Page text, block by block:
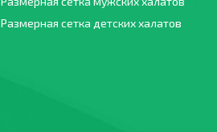
Размерная сетка детских халатов